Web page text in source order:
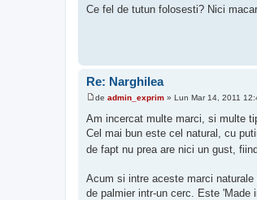
e
s
Ce fel de tutun folosesti? Nici
Re: Narghilea
s
a
de admin_exprim » Lun Mar 14, 2011
Am incercat multe marci, si multe
Cel mai bun este cel natural, cu
de fapt nu prea are nici un gust,
Acum si intre aceste marci
de palmier intr-un cerc. Este 'Made